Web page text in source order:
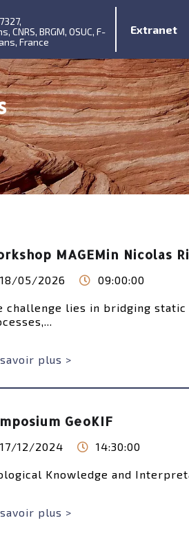
CNRS, BRGM, OSUC, F-
France
Extranet
MAGEMin Nicolas
18/05/2026 09:00:00
challenge lies in bridging
plus >
GeoKIF
17/12/2024 14:30:00
Knowledge and
plus >